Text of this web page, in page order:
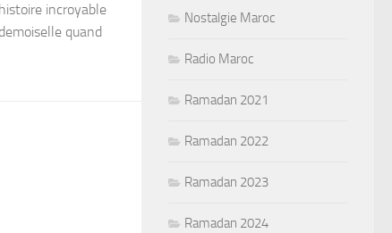
incroyable
quand
Nostalgie Maroc
Radio Maroc
Ramadan 2021
Ramadan 2022
Ramadan 2023
Ramadan 2024